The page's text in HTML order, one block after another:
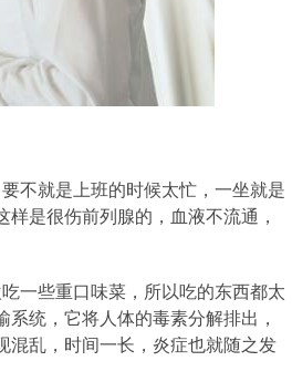
不就是上班的时候太忙，一坐就是
是很伤前列腺的，血液不流通，
一些重口味菜，所以吃的东西都太
统，它将人体的毒素分解排出，
混乱，时间一长，炎症也就随之发